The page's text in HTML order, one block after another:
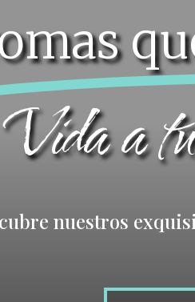
Vida a
nuestros